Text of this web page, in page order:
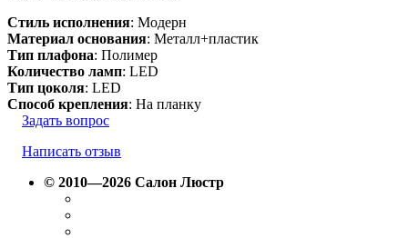
Стиль исполнения: Модерн
Материал основания: Металл+пластик
Тип плафона: Полимер
Количество ламп: LED
Тип цоколя: LED
Способ крепления: На планку
Задать вопрос
Написать отзыв
© 2010—2026 Салон Люстр